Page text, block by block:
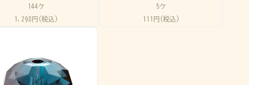
144ケ
1,298円(税込)
5ケ
111円(税込)